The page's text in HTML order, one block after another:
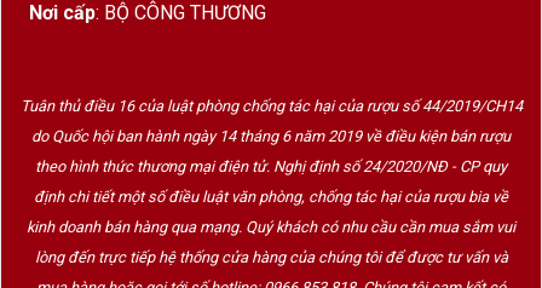
Nơi cấp: BỘ CÔNG THƯƠNG
Tuân thủ điều 16 của luật phòng chống tác hại của rượu số 44/2019/CH14
do Quốc hội ban hành ngày 14 tháng 6 năm 2019 về điều kiện bán rượu
theo hình thức thương mại điện tử. Nghị định số 24/2020/NĐ - CP quy
định chi tiết một số điều luật văn phòng, chống tác hại của rượu bia về
kinh doanh bán hàng qua mạng. Quý khách có nhu cầu cần mua sắm vui
lòng đến trực tiếp hệ thống cửa hàng của chúng tôi để được tư vấn và